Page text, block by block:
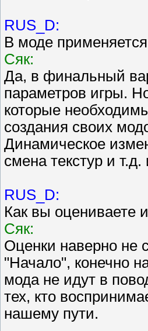
RUS_D:
В моде
Сяк:
Да, в финальный
параметров игры.
которые
создания своих
Динамическое
смена текстур и т.д.
RUS_D:
Как вы оцениваете
Сяк:
Оценки наверно не
"Начало", конечно
мода не идут в
тех, кто
нашему пути.